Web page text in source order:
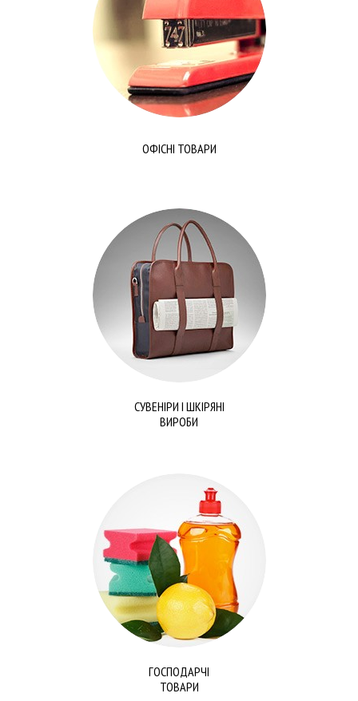
ОФІСНІ ТОВАРИ
СУВЕНІРИ І ШКІРЯНІ
ВИРОБИ
ГОСПОДАРЧІ
ТОВАРИ